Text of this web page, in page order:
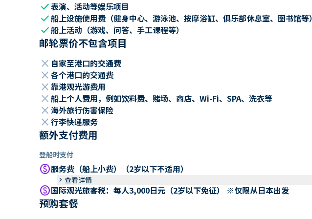
check表演、活动等娱乐项目
check船上设施使用费（健身中心、游泳池、按摩浴缸、俱乐部休息室、图书馆等）
check船上活动（游戏、问答、手工课程等）
邮轮票价不包含项目
close 自家至港口的交通费
close 各个港口的交通费
close 靠港观光游费用
close 船上个人费用，例如饮料费、赌场、商店、Wi-Fi、SPA、洗衣等
close 海外旅行伤害保险
close 行李快递服务
额外支付费用
登船时支付
paid服务费（船上小费）（2岁以下不适用）
keyboard_arrow_right 查看详情
paid国际观光旅客税：每人3,000日元（2岁以下免征） ※仅限从日本出发
预购套餐